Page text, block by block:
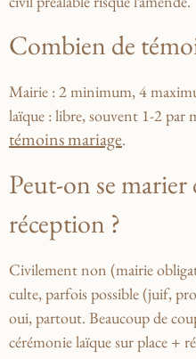
Combien de
Mairie : 2 minimum, 4
laïque : libre, souvent 1-2 par
témoins mariage.
Peut-on se
réception ?
Civilement non (mairie
culte, parfois possible (juif,
oui, partout. Beaucoup de
cérémonie laïque sur place +